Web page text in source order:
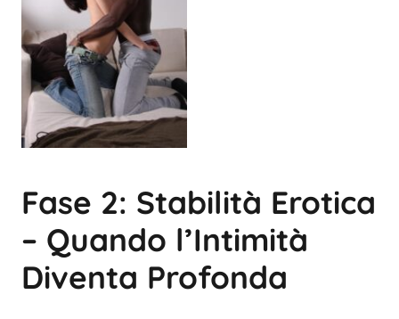
Fase 2: Stabilità Erotica
– Quando l’Intimità
Diventa Profonda